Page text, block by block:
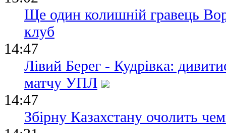
Ще один колишній гравець
клуб
14:47
Лівий Берег - Кудрівка:
матчу УПЛ
14:47
Збірну Казахстану очолить